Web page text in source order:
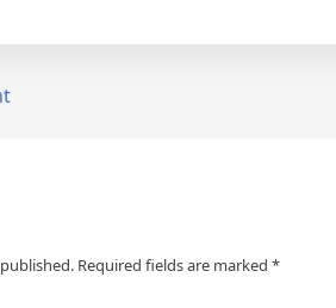
Required fields are marked *